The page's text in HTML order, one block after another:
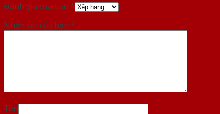
Đánh giá của bạn *
Nhận xét của bạn *
Tên